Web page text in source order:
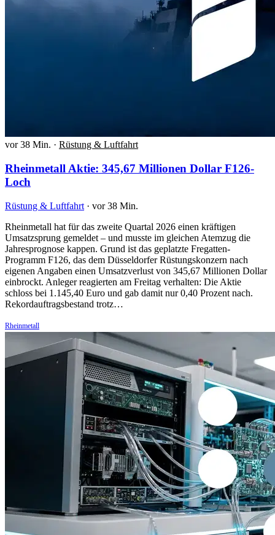
vor 38 Min. · Rüstung & Luftfahrt
Rheinmetall Aktie: 345,67 Millionen Dollar F126-
Loch
Rüstung & Luftfahrt · vor 38 Min.
Rheinmetall hat für das zweite Quartal 2026 einen kräftigen
Umsatzsprung gemeldet – und musste im gleichen Atemzug die
Jahresprognose kappen. Grund ist das geplatzte Fregatten-
Programm F126, das dem Düsseldorfer Rüstungskonzern nach
eigenen Angaben einen Umsatzverlust von 345,67 Millionen Dollar
einbrockt. Anleger reagierten am Freitag verhalten: Die Aktie
schloss bei 1.145,40 Euro und gab damit nur 0,40 Prozent nach.
Rekordauftragsbestand trotz…
Rheinmetall